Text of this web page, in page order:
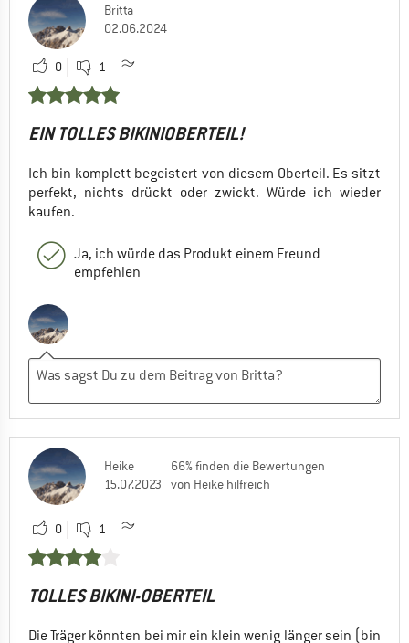
Britta
02.06.2024
0 1
EIN TOLLES BIKINIOBERTEIL!
Ich bin komplett begeistert von diesem Oberteil. Es sitzt
perfekt, nichts drückt oder zwickt. Würde ich wieder
kaufen.
Ja, ich würde das Produkt einem Freund
empfehlen
Heike
15.07.2023
66% finden die Bewertungen
von Heike hilfreich
0 1
TOLLES BIKINI-OBERTEIL
Die Träger könnten bei mir ein klein wenig länger sein (bin